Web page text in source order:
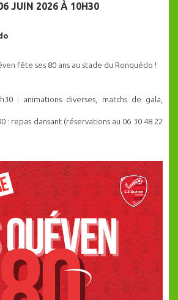
JUIN 2026 À 10H30
fête ses 80 ans au stade du Ronquédo !
: animations diverses, matchs de gala,
: repas dansant (réservations au 06 30 48 22